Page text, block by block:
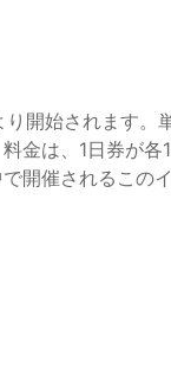
開始されます。
金は、1日券が
開催されるこの